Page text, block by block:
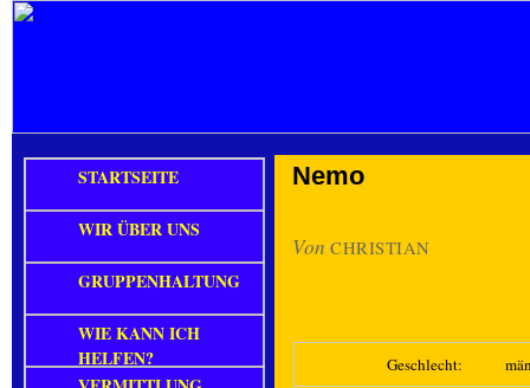
Nemo
Von CHRISTIAN
Geschlecht:
STARTSEITE
WIR ÜBER UNS
GRUPPENHALTUNG
WIE KANN ICH
HELFEN?